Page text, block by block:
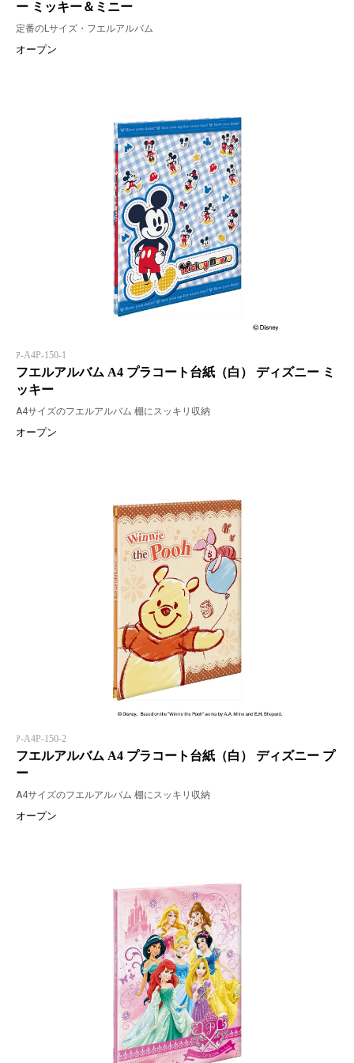
ー ミッキー＆ミニー
定番のLサイズ・フエルアルバム
オープン
ｱ-A4P-150-1
フエルアルバム A4 プラコート台紙（白） ディズニー ミ
ッキー
A4サイズのフエルアルバム 棚にスッキリ収納
オープン
ｱ-A4P-150-2
フエルアルバム A4 プラコート台紙（白） ディズニー プ
ー
A4サイズのフエルアルバム 棚にスッキリ収納
オープン